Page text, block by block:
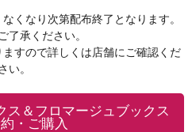
くなり次第配布終了となります。
了承ください。
すので詳しくは店舗にご確認くだ
い。
ス＆フロマージュブックス
・ご購入